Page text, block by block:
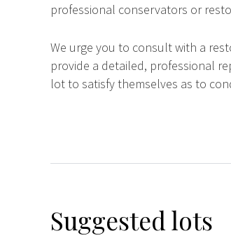
professional conservators or
We urge you to consult with a
provide a detailed, professional
lot to satisfy themselves as to
Suggested lots